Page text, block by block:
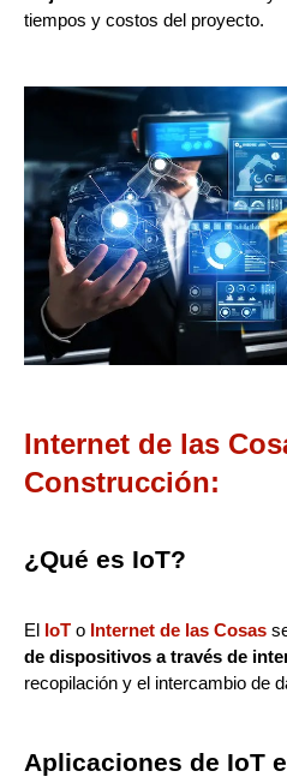
tiempos y costos del proyecto.
Internet de las
Construcción:
¿Qué es IoT?
El IoT o Internet de las Cosas
de dispositivos a través de
recopilación y el intercambio de
Aplicaciones de IoT